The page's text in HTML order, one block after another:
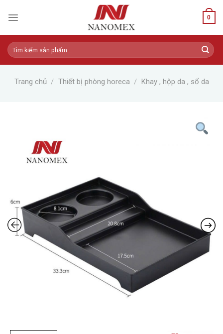
0
Tìm
kiếm:
Trang chủ / Thiết bị phòng horeca / Khay , hộp da , sổ da